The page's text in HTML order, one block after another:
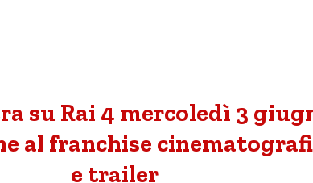
su Rai 4 mercoledì 3
al franchise
e trailer